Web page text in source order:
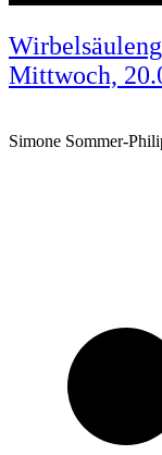
Mittwoch,
Simone Sommer-